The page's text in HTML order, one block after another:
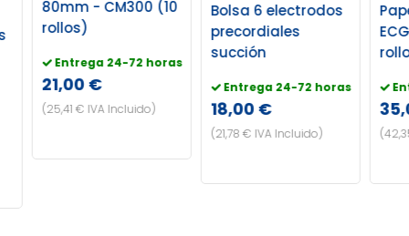
Bolsa 6 electrodos
precordiales
Entrega 24-72 horas
18,00 €
Papel térmico -
ECG 1200G (5
rollos)
Entrega 24-72 horas
35,00 €
(42,35 € IVA Incluido)